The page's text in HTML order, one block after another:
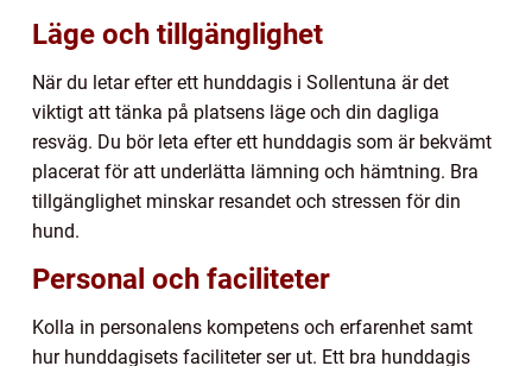
Läge och tillgänglighet
När du letar efter ett hunddagis i Sollentuna är det
viktigt att tänka på platsens läge och din dagliga
resväg. Du bör leta efter ett hunddagis som är bekvämt
placerat för att underlätta lämning och hämtning. Bra
tillgänglighet minskar resandet och stressen för din
hund.
Personal och faciliteter
Kolla in personalens kompetens och erfarenhet samt
hur hunddagisets faciliteter ser ut. Ett bra hunddagis